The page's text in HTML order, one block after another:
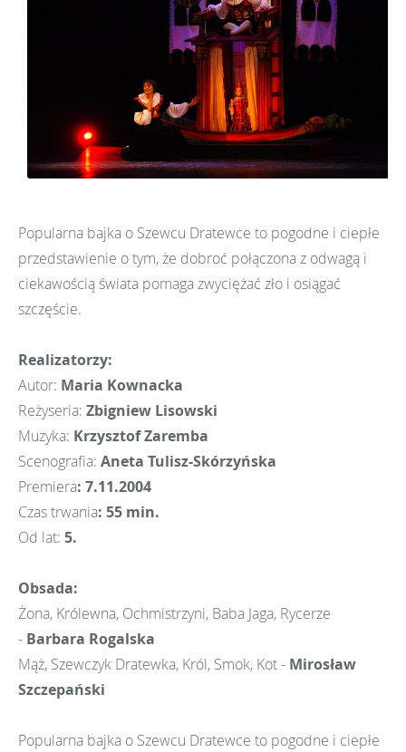
Popularna bajka o Szewcu Dratewce to pogodne i ciepłe
przedstawienie o tym, że dobroć połączona z odwagą i
ciekawością świata pomaga zwyciężać zło i osiągać
szczęście.
Realizatorzy:
Autor: Maria Kownacka
Reżyseria: Zbigniew Lisowski
Muzyka: Krzysztof Zaremba
Scenografia: Aneta Tulisz-Skórzyńska
Premiera: 7.11.2004
Czas trwania: 55 min.
Od lat: 5.
Obsada:
Żona, Królewna, Ochmistrzyni, Baba Jaga, Rycerze
- Barbara Rogalska
Mąż, Szewczyk Dratewka, Król, Smok, Kot - Mirosław
Szczepański
Popularna bajka o Szewcu Dratewce to pogodne i ciepłe